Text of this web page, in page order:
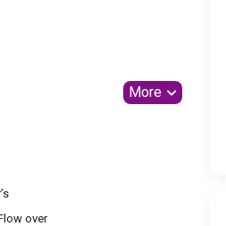
More
over